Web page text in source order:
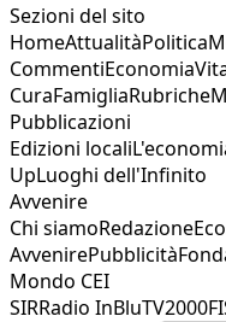
Sezioni del sito
HomeAttualitàPolitica
CommentiEconomia
CuraFamigliaRubriche
Pubblicazioni
Edizioni locali
UpLuoghi dell'Infinito
Avvenire
Chi siamoRedazione
AvvenirePubblicità
Mondo CEI
SIRRadio InBluTV2000